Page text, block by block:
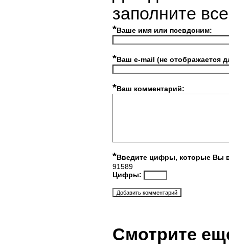
заполните
*Ваше имя или псевдоним:
*Ваш e-mail (не отображается
*Ваш комментарий:
*Введите цифры, которые Вы
91589
Цифры:
Смотрите